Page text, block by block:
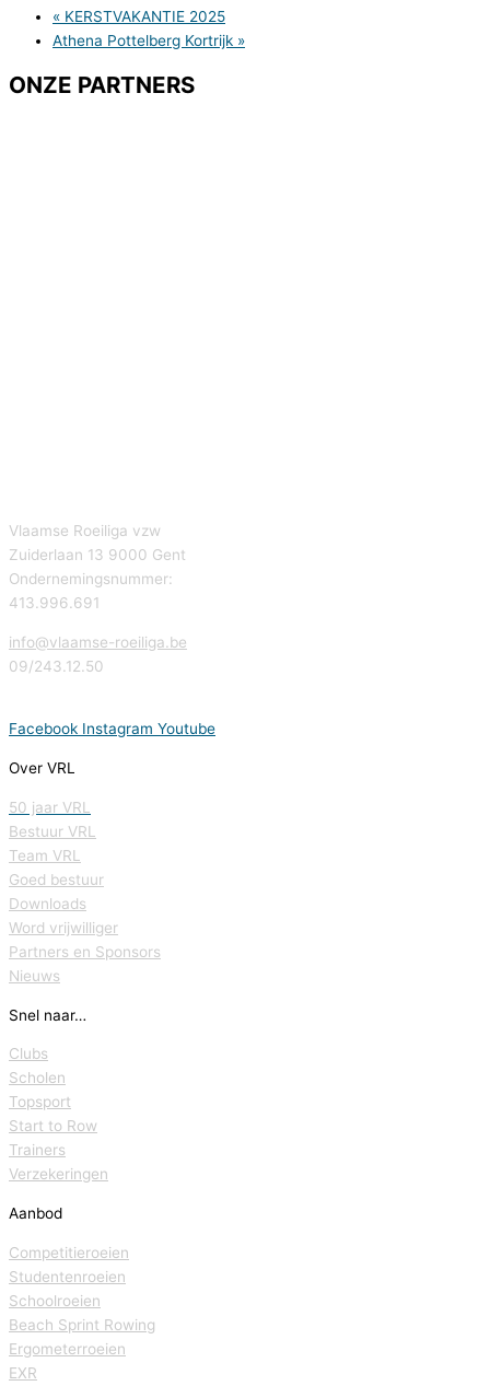
« KERSTVAKANTIE 2025
Athena Pottelberg Kortrijk »
ONZE PARTNERS
Vlaamse Roeiliga vzw
Zuiderlaan 13 9000 Gent
Ondernemingsnummer:
413.996.691
info@vlaamse-roeiliga.be
09/243.12.50
Facebook Instagram Youtube
Over VRL
50 jaar VRL
Bestuur VRL
Team VRL
Goed bestuur
Downloads
Word vrijwilliger
Partners en Sponsors
Nieuws
Snel naar…
Clubs
Scholen
Topsport
Start to Row
Trainers
Verzekeringen
Aanbod
Competitieroeien
Studentenroeien
Schoolroeien
Beach Sprint Rowing
Ergometerroeien
EXR